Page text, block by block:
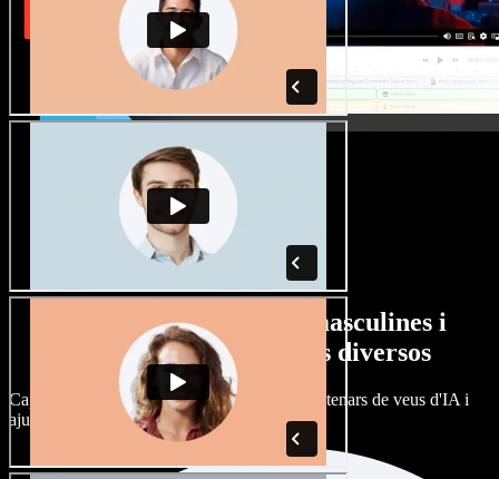
Gran varietat de veus masculines i
femenines amb accents diversos
Cap projecte ha de sonar igual. Tria entre centenars de veus d'IA i
ajusta'n l’accent.